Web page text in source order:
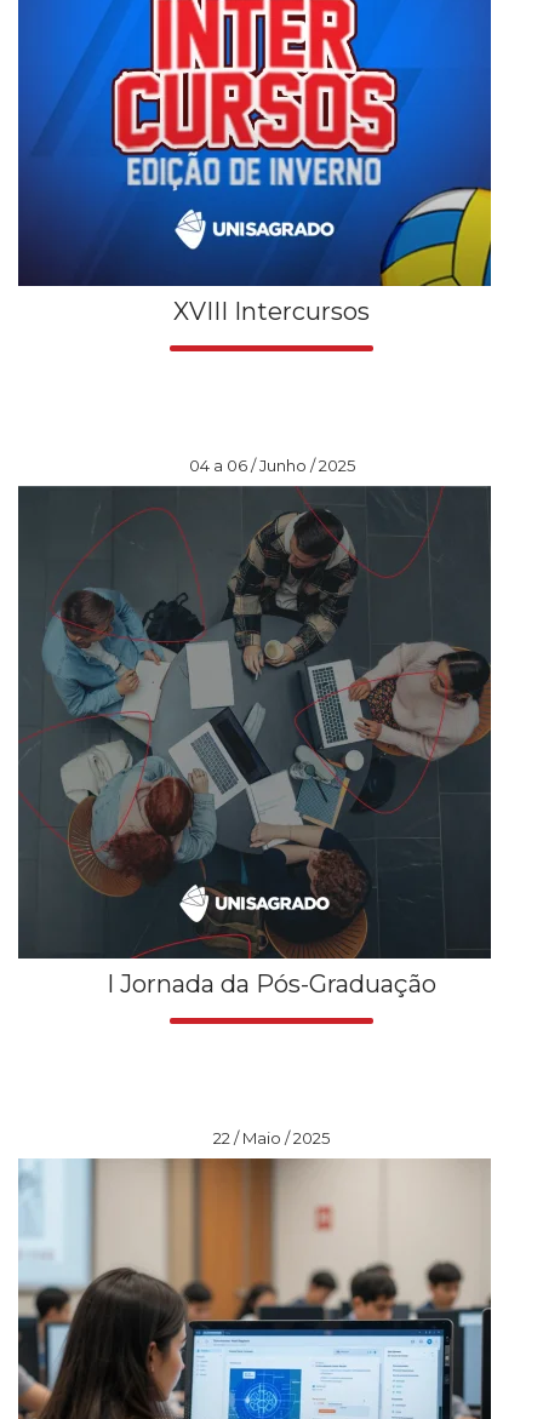
XVIII Intercursos
04 a 06 / Junho / 2025
I Jornada da Pós-Graduação
22 / Maio / 2025